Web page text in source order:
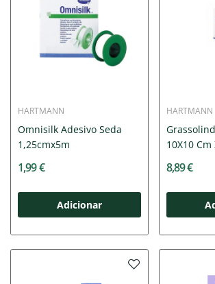
HARTMANN
Omnisilk Adesivo Seda
1,25cmx5m
1,99 €
Adicionar
HARTMANN
10X10 Cm
8,89 €